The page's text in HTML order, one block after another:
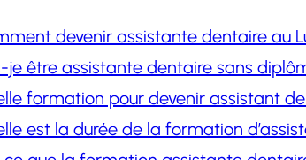
devenir assistante dentaire au
je être assistante dentaire sans
formation pour devenir assistant
est la durée de la formation